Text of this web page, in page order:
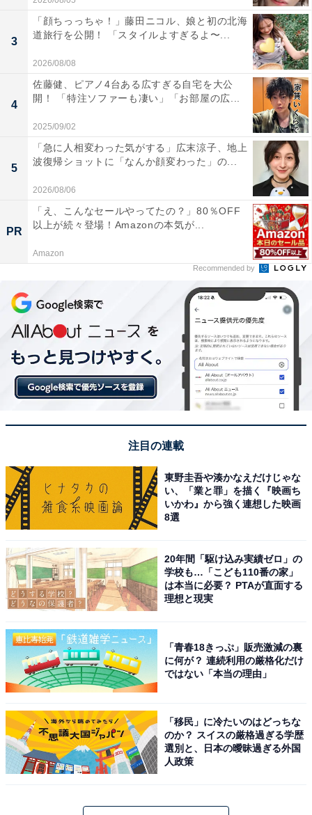
3
「顔ちっっちゃ！」藤田ニコル、娘と初の北海
道旅行を公開！ 「スタイルよすぎるよ〜...
2026/08/08
4
佐藤健、ピアノ4台ある広すぎる自宅を大公
開！ 「特注ソファーも凄い」「お部屋の広...
2025/09/02
5
「急に人相変わった気がする」広末涼子、地上
波復帰ショットに「なんか顔変わった」の...
2026/08/06
PR
「え、こんなセールやってたの？」80％OFF
以上が続々登場！Amazonの本気が...
Amazon
Recommended by
注目の連載
東野圭吾や湊かなえだけじゃな
い、「業と罪」を描く『映画ち
いかわ』から強く連想した映画
8選
20年間「駆け込み実績ゼロ」の
学校も…「こども110番の家」
は本当に必要？ PTAが直面する
理想と現実
「青春18きっぷ」販売激減の裏
に何が？ 連続利用の厳格化だけ
ではない「本当の理由」
「移民」に冷たいのはどっちな
のか？ スイスの厳格過ぎる学歴
選別と、日本の曖昧過ぎる外国
人政策